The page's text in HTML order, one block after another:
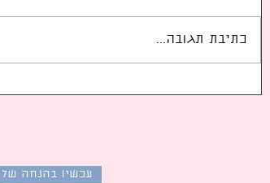
כתיבת תגובה...
עכשיו בהנחה של 20%!